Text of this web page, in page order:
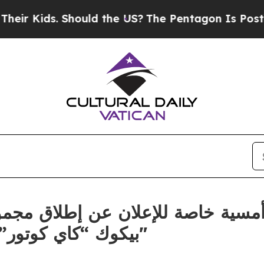
the US? The Pentagon Is Posting Cryptic
خاصة للإعلان عن إطلاق
بيكوك “كاي كوتور” في الإمارات عبر علامة "نساء"